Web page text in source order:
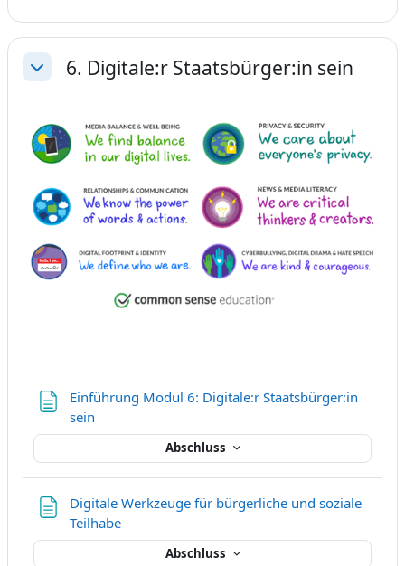
Einklappen6. Digitale:r Staatsbürger:in sein
Einführung Modul 6: Digitale:r Staatsbürger:in
sein
Abschluss
Digitale Werkzeuge für bürgerliche und soziale
TeilhabeTextseite
Abschluss